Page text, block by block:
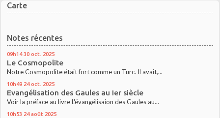
Carte
Notes récentes
09h14 30 oct. 2025
Le Cosmopolite
Notre Cosmopolite était fort comme un Turc. Il avait,...
10h49 24 oct. 2025
Evangélisation des Gaules au Ier siècle
Voir la préface au livre L'évangélisaion des Gaules au...
10h53 24 août 2025